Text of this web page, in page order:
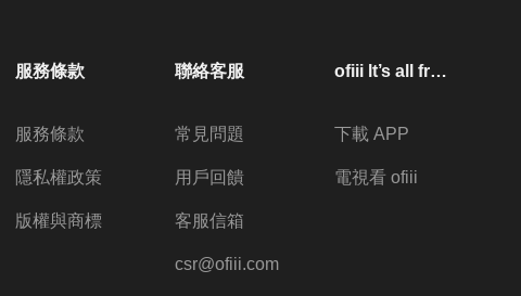
服務條款
服務條款
隱私權政策
版權與商標
聯絡客服
常見問題
用戶回饋
客服信箱
csr@ofiii.com
ofiii lt’s all free
下載 APP
電視看 ofiii